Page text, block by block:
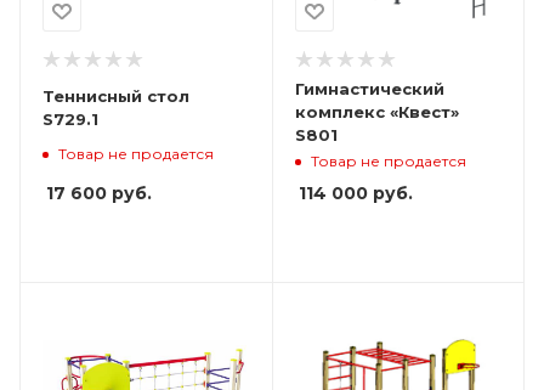
Теннисный стол
S729.1
Товар не продается
17 600 руб.
Гимнастический
комплекс «Квест»
S801
Товар не продается
114 000руб.